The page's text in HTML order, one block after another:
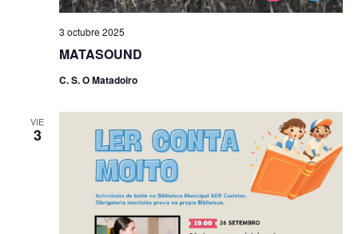
MATASOUND
3 octubre 2025
C. S. O Matadoiro
VIE
3